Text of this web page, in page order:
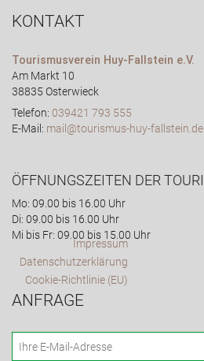
KONTAKT
Tourismusverein Huy-Fallstein e.V.
Am Markt 10
38835 Osterwieck
Telefon: 039421 793 555
E-Mail: mail@tourismus-huy-fallstein.de
ÖFFNUNGSZEITEN DER
Mo: 09.00 bis 16.00 Uhr
Di: 09.00 bis 16.00 Uhr
Mi bis Fr: 09.00 bis 15.00 Uhr
Impressum
Datenschutzerklärung
Cookie-Richtlinie (EU)
ANFRAGE